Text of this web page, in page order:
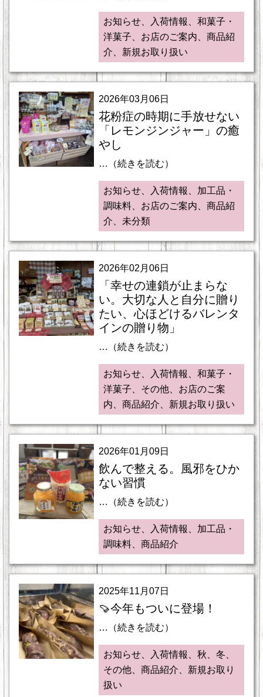
お知らせ、入荷情報、和菓子・
洋菓子、お店のご案内、商品紹
介、新規お取り扱い
2026年03月06日
花粉症の時期に手放せない
「レモンジンジャー」の癒
やし
…（続きを読む）
お知らせ、入荷情報、加工品・
調味料、お店のご案内、商品紹
介、未分類
2026年02月06日
「幸せの連鎖が止まらな
い。大切な人と自分に贈り
たい、心ほどけるバレンタ
インの贈り物」
…（続きを読む）
お知らせ、入荷情報、和菓子・
洋菓子、その他、お店のご案
内、商品紹介、新規お取り扱い
2026年01月09日
飲んで整える。風邪をひか
ない習慣
…（続きを読む）
お知らせ、入荷情報、加工品・
調味料、商品紹介
2025年11月07日
🍠今年もついに登場！
…（続きを読む）
お知らせ、入荷情報、秋、冬、
その他、商品紹介、新規お取り
扱い